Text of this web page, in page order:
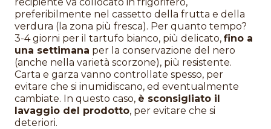
preferibilmente nel cassetto della frutta e della
verdura (la zona più fresca). Per quanto tempo?
3-4 giorni per il tartufo bianco, più delicato, fino a
una settimana per la conservazione del nero
(anche nella varietà scorzone), più resistente.
Carta e garza vanno controllate spesso, per
evitare che si inumidiscano, ed eventualmente
cambiate. In questo caso, è sconsigliato il
lavaggio del prodotto, per evitare che si
deteriori.